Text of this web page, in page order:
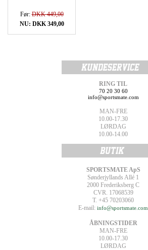
Før:DKK 449,00
NU: DKK 349,00
RING TIL
70 20 30 60
info@sportsmate.com
MAN-FRE
10.00-17.30
LØRDAG
10.00-14.00
SPORTSMATE ApS
Sønderjyllands Allé 1
2000 Frederiksberg C
CVR. 17068539
T. +45 70203060
E-mail: info@sportsmate.com
ÅBNINGSTIDER
MAN-FRE
10.00-17.30
LØRDAG